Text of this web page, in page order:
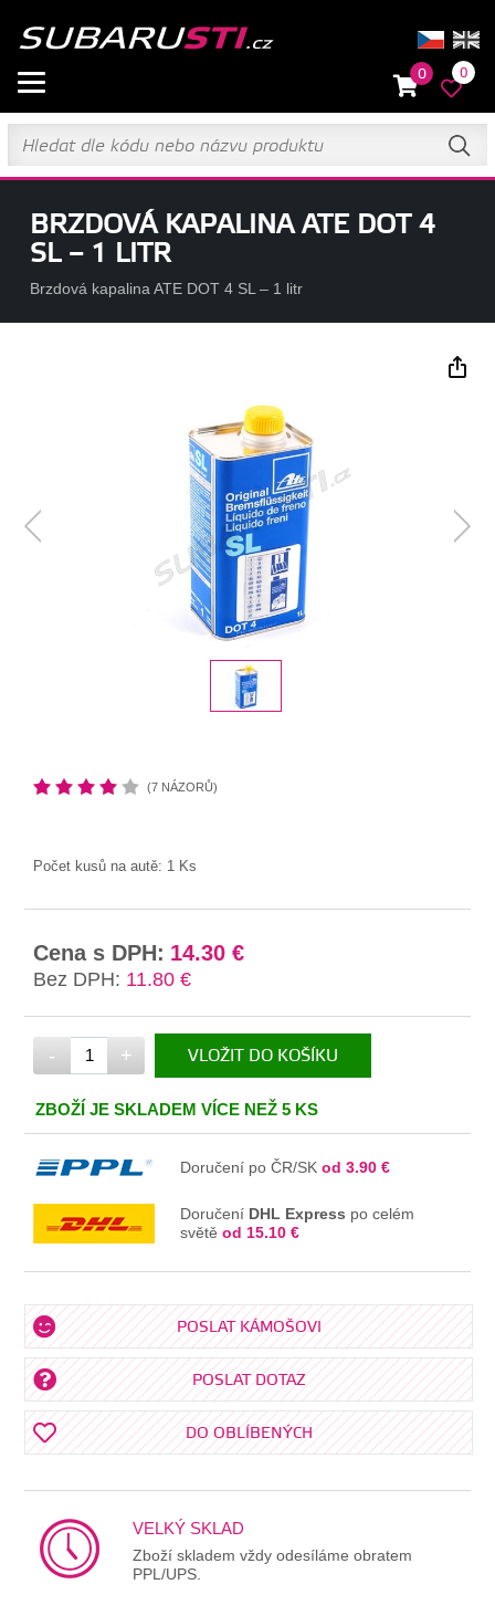
0 0
BRZDOVÁ KAPALINA ATE DOT 4
SL – 1 LITR
Brzdová kapalina ATE DOT 4 SL – 1 litr
(7 NÁZORŮ)
Počet kusů na autě: 1 Ks
Cena s DPH: 14.30 €
Bez DPH: 11.80 €
- + VLOŽIT DO KOŠÍKU
V KOŠÍKU
ZBOŽÍ JE SKLADEM VÍCE NEŽ 5 KS
Doručení po ČR/SKod 3.90 €
Doručení DHL Express po celém
světěod 15.10 €
POSLAT KÁMOŠOVI
POSLAT DOTAZ
DO OBLÍBENÝCH
VELKÝ SKLAD
Zboží skladem vždy odesíláme obratem
PPL/UPS.